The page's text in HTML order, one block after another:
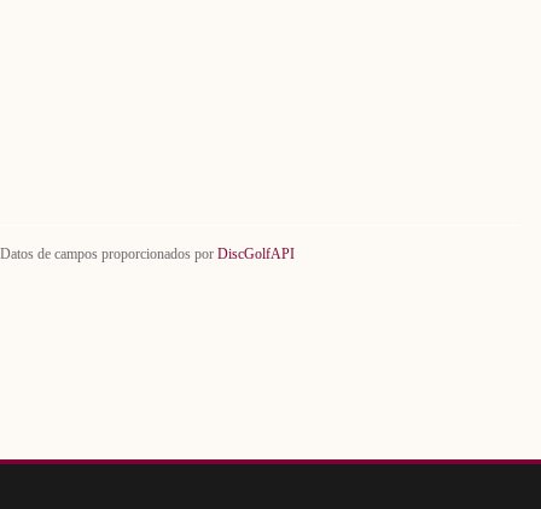
Datos de campos proporcionados por DiscGolfAPI